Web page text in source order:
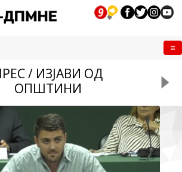
/ ИЗЈАВИ ОД
ОПШТИНИ